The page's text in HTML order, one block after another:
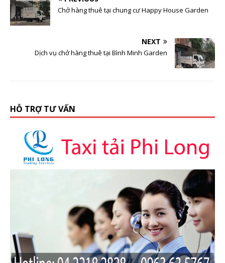
Chở hàng thuê tại chung cư Happy House Garden
NEXT
Dịch vụ chở hàng thuê tại Bình Minh Garden
HỖ TRỢ TƯ VẤN